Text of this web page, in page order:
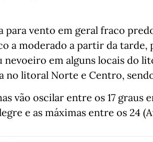
para vento em geral fraco
a moderado a partir da tarde,
nevoeiro em alguns locais do
no litoral Norte e Centro,
vão oscilar entre os 17 graus
e as máximas entre os 24